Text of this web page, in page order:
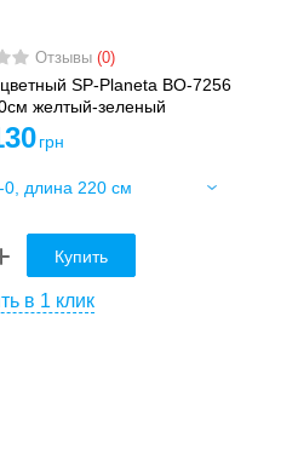
Отзывы (0)
SP-Planeta BO-7256
желтый-зеленый
грн
Купить
в 1 клик